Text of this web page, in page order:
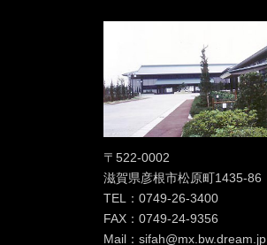
〒522-0002
滋賀県彦根市松原町1435-86
TEL：0749-26-3400
FAX：0749-24-9356
Mail：sifah@mx.bw.dream.jp